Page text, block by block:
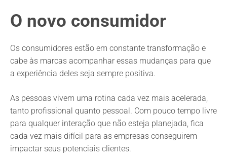
O novo consumidor
Os consumidores estão em constante transformação e
cabe às marcas acompanhar essas mudanças para que
a experiência deles seja sempre positiva.
As pessoas vivem uma rotina cada vez mais acelerada,
tanto profissional quanto pessoal. Com pouco tempo livre
para qualquer interação que não esteja planejada, fica
cada vez mais difícil para as empresas conseguirem
impactar seus potenciais clientes.